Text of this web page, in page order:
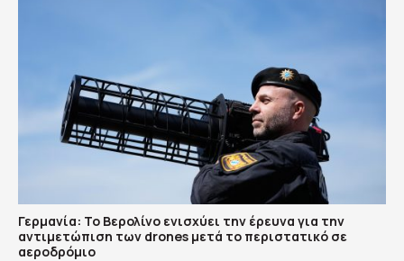
Γερμανία: Το Βερολίνο ενισχύει την έρευνα για την
αντιμετώπιση των drones μετά το περιστατικό σε
αεροδρόμιο